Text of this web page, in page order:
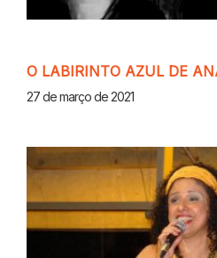
O LABIRINTO AZUL DE
27 de março de 2021